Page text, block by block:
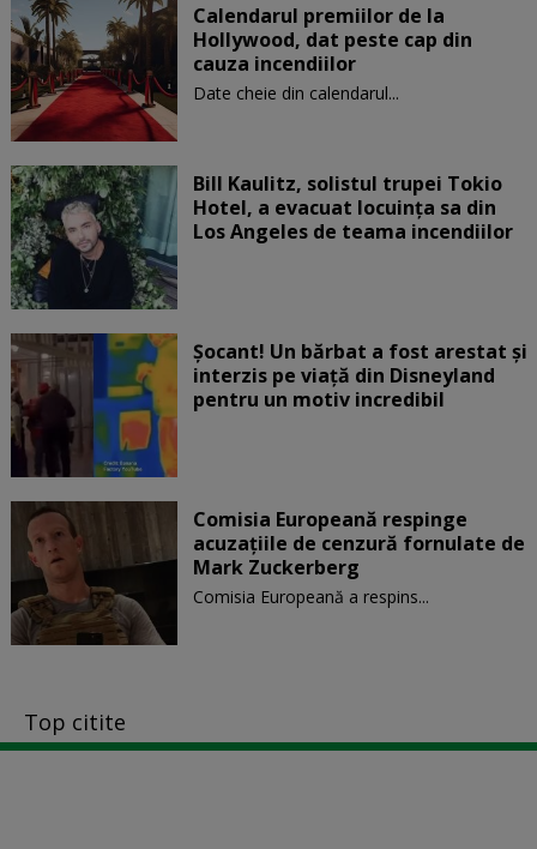
Calendarul premiilor de la
Hollywood, dat peste cap din
cauza incendiilor
Date cheie din calendarul...
Bill Kaulitz, solistul trupei Tokio
Hotel, a evacuat locuinţa sa din
Los Angeles de teama incendiilor
Șocant! Un bărbat a fost arestat și
interzis pe viață din Disneyland
pentru un motiv incredibil
Comisia Europeană respinge
acuzaţiile de cenzură fornulate de
Mark Zuckerberg
Comisia Europeană a respins...
Top citite